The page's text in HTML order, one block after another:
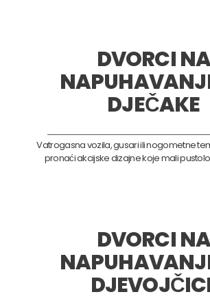
DVORCI
DJEČAKE
Vatrogasna vozila, gusari ili nogometne
pronaći akcijske dizajne koje mali
DVORCI